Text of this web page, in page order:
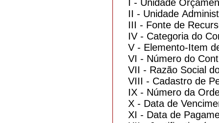
I - Unidade
II - Unidade
III - Fonte de
IV - Categoria do
V - Elemento-Item
VI - Número do
VII - Razão Social
VIII - Cadastro de
IX - Número da
X - Data de
XI - Data de